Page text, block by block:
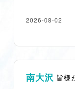
2026-08-02
南大沢 皆様